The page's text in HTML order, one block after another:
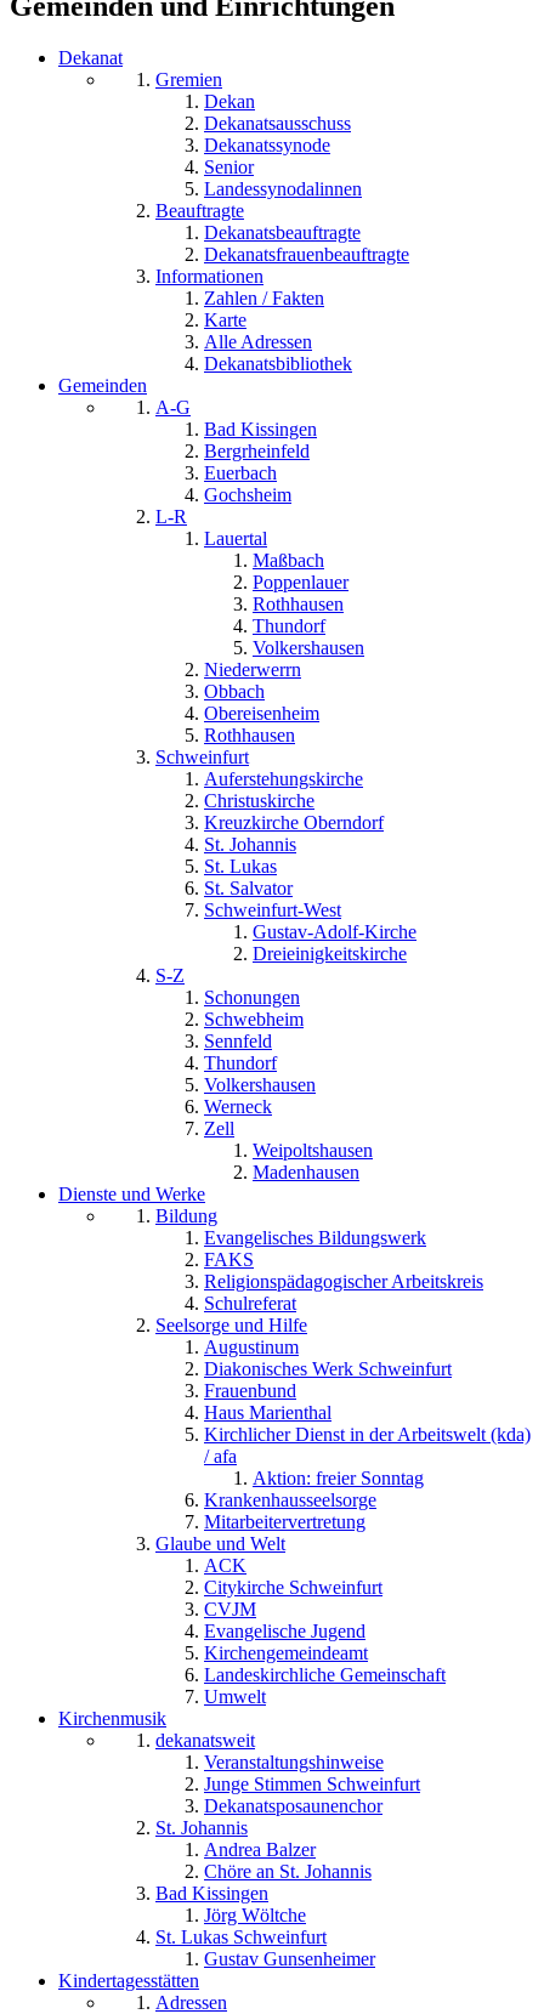
Dekanat
Gremien
Dekan
Dekanatsausschuss
Dekanatssynode
Senior
Landessynodalinnen
Beauftragte
Dekanatsbeauftragte
Dekanatsfrauenbeauftragte
Informationen
Zahlen / Fakten
Karte
Alle Adressen
Dekanatsbibliothek
Gemeinden
A-G
Bad Kissingen
Bergrheinfeld
Euerbach
Gochsheim
L-R
Lauertal
Maßbach
Poppenlauer
Rothhausen
Thundorf
Volkershausen
Niederwerrn
Obbach
Obereisenheim
Rothhausen
Schweinfurt
Auferstehungskirche
Christuskirche
Kreuzkirche Oberndorf
St. Johannis
St. Lukas
St. Salvator
Schweinfurt-West
Gustav-Adolf-Kirche
Dreieinigkeitskirche
S-Z
Schonungen
Schwebheim
Sennfeld
Thundorf
Volkershausen
Werneck
Zell
Weipoltshausen
Madenhausen
Dienste und Werke
Bildung
Evangelisches Bildungswerk
FAKS
Religionspädagogischer Arbeitskreis
Schulreferat
Seelsorge und Hilfe
Augustinum
Diakonisches Werk Schweinfurt
Frauenbund
Haus Marienthal
Kirchlicher Dienst in der Arbeitswelt (kda)
/ afa
Aktion: freier Sonntag
Krankenhausseelsorge
Mitarbeitervertretung
Glaube und Welt
ACK
Citykirche Schweinfurt
CVJM
Evangelische Jugend
Kirchengemeindeamt
Landeskirchliche Gemeinschaft
Umwelt
Kirchenmusik
dekanatsweit
Veranstaltungshinweise
Junge Stimmen Schweinfurt
Dekanatsposaunenchor
St. Johannis
Andrea Balzer
Chöre an St. Johannis
Bad Kissingen
Jörg Wöltche
St. Lukas Schweinfurt
Gustav Gunsenheimer
Kindertagesstätten
Adressen